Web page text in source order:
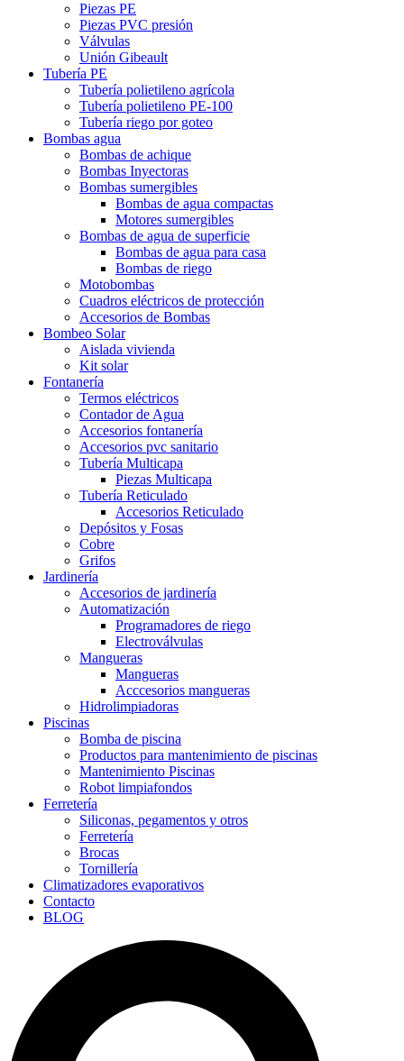
Piezas PE
Piezas PVC presión
Válvulas
Unión Gibeault
Tubería PE
Tubería polietileno agrícola
Tubería polietileno PE-100
Tubería riego por goteo
Bombas agua
Bombas de achique
Bombas Inyectoras
Bombas sumergibles
Bombas de agua compactas
Motores sumergibles
Bombas de agua de superficie
Bombas de agua para casa
Bombas de riego
Motobombas
Cuadros eléctricos de protección
Accesorios de Bombas
Bombeo Solar
Aislada vivienda
Kit solar
Fontanería
Termos eléctricos
Contador de Agua
Accesorios fontanería
Accesorios pvc sanitario
Tubería Multicapa
Piezas Multicapa
Tubería Reticulado
Accesorios Reticulado
Depósitos y Fosas
Cobre
Grifos
Jardinería
Accesorios de jardinería
Automatización
Programadores de riego
Electroválvulas
Mangueras
Mangueras
Acccesorios mangueras
Hidrolimpiadoras
Piscinas
Bomba de piscina
Productos para mantenimiento de piscinas
Mantenimiento Piscinas
Robot limpiafondos
Ferretería
Siliconas, pegamentos y otros
Ferretería
Brocas
Tornillería
Climatizadores evaporativos
Contacto
BLOG